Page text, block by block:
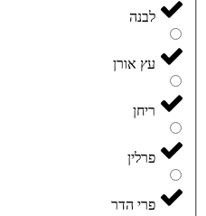
לבנה
עץ אורן
ריחן
פרלין
פרי הדר